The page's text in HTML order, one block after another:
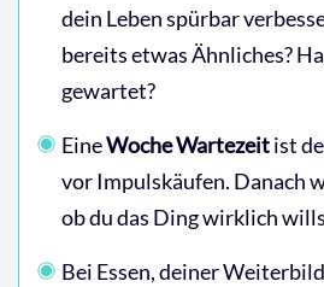
dein Leben spürbar
bereits etwas Ähnliches?
gewartet?
EineWocheWartezeitist
vor Impulskäufen. Danach
ob du das Ding wirklich
Bei Essen, deiner